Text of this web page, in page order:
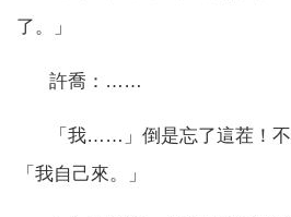
了。」
許喬：……
「我……」倒是忘了這茬！不
「我自己來。」